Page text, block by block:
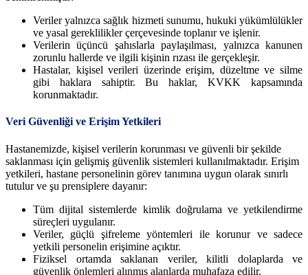
Veriler yalnızca sağlık hizmeti sunumu, hukuki yükümlülükler
ve yasal gereklilikler çerçevesinde toplanır ve işlenir.
Verilerin üçüncü şahıslarla paylaşılması, yalnızca kanunen
zorunlu hallerde ve ilgili kişinin rızası ile gerçekleşir.
Hastalar, kişisel verileri üzerinde erişim, düzeltme ve silme
gibi haklara sahiptir. Bu haklar, KVKK kapsamında
korunmaktadır.
Veri Güvenliği ve Erişim Yetkileri
Hastanemizde, kişisel verilerin korunması ve güvenli bir şekilde
saklanması için gelişmiş güvenlik sistemleri kullanılmaktadır. Erişim
yetkileri, hastane personelinin görev tanımına uygun olarak sınırlı
tutulur ve şu prensiplere dayanır:
Tüm dijital sistemlerde kimlik doğrulama ve yetkilendirme
süreçleri uygulanır.
Veriler, güçlü şifreleme yöntemleri ile korunur ve sadece
yetkili personelin erişimine açıktır.
Fiziksel ortamda saklanan veriler, kilitli dolaplarda ve
güvenlik önlemleri alınmış alanlarda muhafaza edilir.